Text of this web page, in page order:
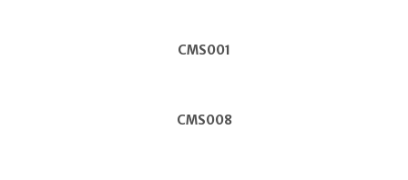
CMS001
CMS008